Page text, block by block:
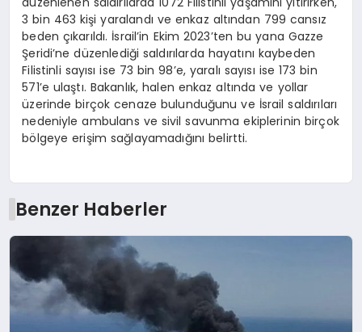
3 bin 463 kişi yaralandı ve enkaz altından 799 cansız
beden çıkarıldı. İsrail’in Ekim 2023’ten bu yana Gazze
Şeridi’ne düzenlediği saldırılarda hayatını kaybeden
Filistinli sayısı ise 73 bin 98’e, yaralı sayısı ise 173 bin
571’e ulaştı. Bakanlık, halen enkaz altında ve yollar
üzerinde birçok cenaze bulunduğunu ve İsrail saldırıları
nedeniyle ambulans ve sivil savunma ekiplerinin birçok
bölgeye erişim sağlayamadığını belirtti.
Benzer Haberler